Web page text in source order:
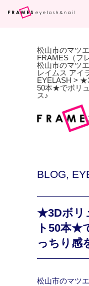
松山市のマツ
FRAMES（フ
松山市のマツ
レイムス アイ
EYELASH >
50本★でボリ
ス♪
BLOG,
★3Dボリ
ト50本★
っちり感
松山市のマツ